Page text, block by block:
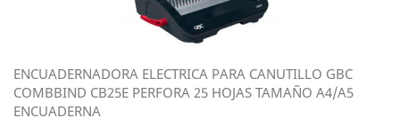
ENCUADERNADORA ELECTRICA PARA CANUTILLO GBC
COMBBIND CB25E PERFORA 25 HOJAS TAMAÑO A4/A5
ENCUADERNA